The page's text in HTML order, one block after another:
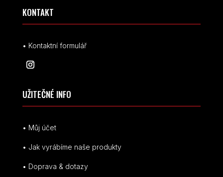
KONTAKT
• Kontaktní formulář
UŽITEČNÉ INFO
• Můj účet
• Jak vyrábíme naše produkty
• Doprava & dotazy